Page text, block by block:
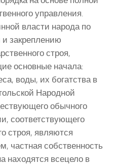
управления.
власти народа по
закреплению
строя,
основные начала:
воды, их богатства в
Народной
обычного
соответствующего
строя, являются
частная собственность
находятся всецело в